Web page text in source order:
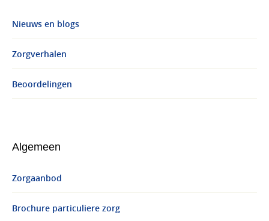
Nieuws en blogs
Zorgverhalen
Beoordelingen
Algemeen
Zorgaanbod
Brochure particuliere zorg